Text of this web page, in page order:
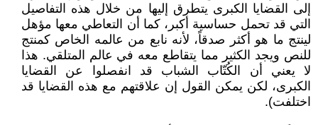
إلى القضايا الكبرى يتطرق إليها من خلال هذه التفاصيل
التي قد تحمل حساسية أكبر، كما أن التعاطي معها مؤهل
لينتج ما هو أكثر صدقاً، لأنه نابع من عالمه الخاص كمنتج
للنص ويجد الكثير مما يتقاطع معه في عالم المتلقي. هذا
لا يعني أن الكُتّاب الشباب قد انفصلوا عن القضايا
الكبرى، لكن يمكن القول إن علاقتهم مع هذه القضايا قد
اختلفت).